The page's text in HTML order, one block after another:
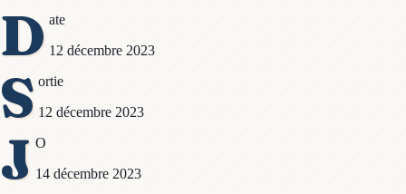
D ate
12 décembre 2023
S ortie
12 décembre 2023
J O
14 décembre 2023